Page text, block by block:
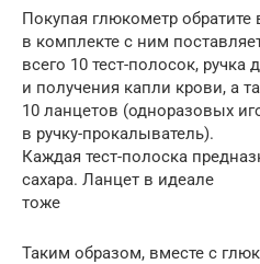
Покупая глюкометр обратите
в комплекте с ним
всего 10 тест-полосок,
и получения капли крови, а
10 ланцетов (одноразовых
в ручку-прокалыватель).
Каждая тест-полоска
сахара. Ланцет в идеале
тоже
Таким образом, вместе с